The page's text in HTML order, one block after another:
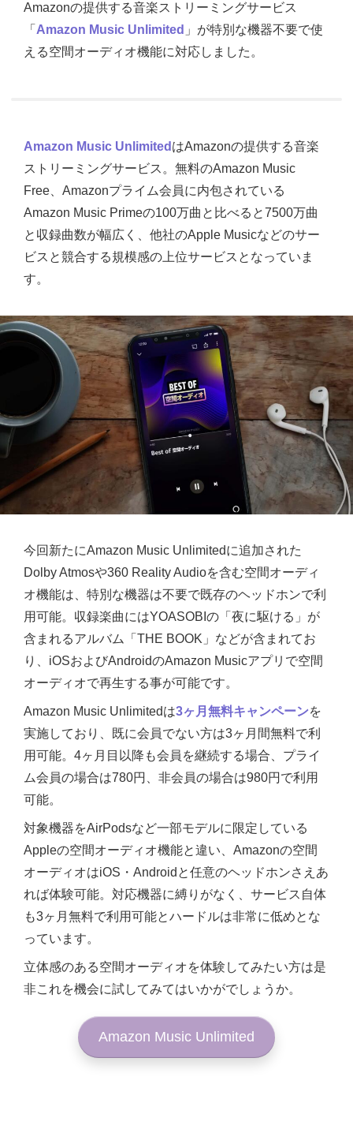
Amazonの提供する音楽ストリーミングサービス
「 Amazon Music Unlimited 」が特別な機器不要で使
える空間オーディオ機能に対応しました。
Amazon Music Unlimited はAmazonの提供する音楽
ストリーミングサービス。無料のAmazon Music
Free、Amazonプライム会員に内包されている
Amazon Music Primeの100万曲と比べると7500万曲
と収録曲数が幅広く、他社のApple Musicなどのサー
ビスと競合する規模感の上位サービスとなっていま
す。
今回新たにAmazon Music Unlimitedに追加された
Dolby Atmosや360 Reality Audioを含む空間オーディ
オ機能は、特別な機器は不要で既存のヘッドホンで利
用可能。収録楽曲にはYOASOBIの「夜に駆ける」が
含まれるアルバム「THE BOOK」などが含まれてお
り、iOSおよびAndroidのAmazon Musicアプリで空間
オーディオで再生する事が可能です。
Amazon Music Unlimitedは3ヶ月無料キャンペーンを
実施しており、既に会員でない方は3ヶ月間無料で利
用可能。4ヶ月目以降も会員を継続する場合、プライ
ム会員の場合は780円、非会員の場合は980円で利用
可能。
対象機器をAirPodsなど一部モデルに限定している
Appleの空間オーディオ機能と違い、Amazonの空間
オーディオはiOS・Androidと任意のヘッドホンさえあ
れば体験可能。対応機器に縛りがなく、サービス自体
も3ヶ月無料で利用可能とハードルは非常に低めとな
っています。
立体感のある空間オーディオを体験してみたい方は是
非これを機会に試してみてはいかがでしょうか。
Amazon Music Unlimited